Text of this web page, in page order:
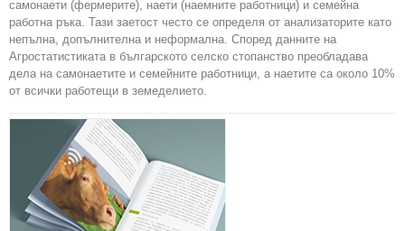
самонаети (фермерите), наети (наемните работници) и семейна
работна ръка. Тази заетост често се определя от анализаторите като
непълна, допълнителна и неформална. Според данните на
Агростатистиката в българското селско стопанство преобладава
дела на самонаетите и семейните работници, а наетите са около 10%
от всички работещи в земеделието.